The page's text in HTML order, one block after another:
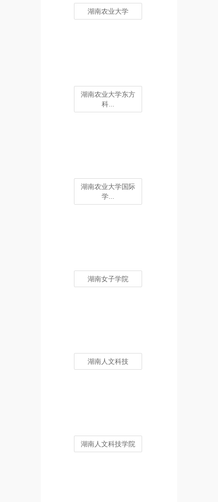
湖南农业大学
湖南农业大学东方
科...
湖南农业大学国际
学...
湖南女子学院
湖南人文科技
湖南人文科技学院